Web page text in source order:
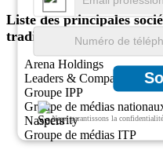
Nous garantissons la
Liste des principales
traditionnelles profilées
Arena Holdings
Leaders & Company Ltd
Groupe IPP
Groupe de médias
Naspers
Groupe de médias ITP